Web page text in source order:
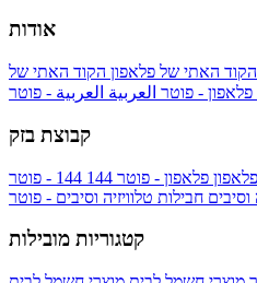
אודות
הקוד האתי של פלאפון הקוד האתי של
- פוטר العربية العربية - פוטר
קבוצת בזק
פלאפון פלאפון - פוטר 144
וסיבים חבילות טלוויזיה וסיבים - פוטר
קטגוריות מובילות